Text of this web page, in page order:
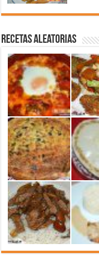
Recetas aleatorias